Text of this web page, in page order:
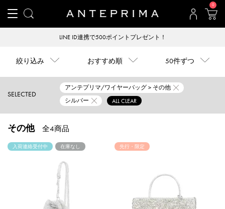
0
LINE ID連携で500ポイントプレゼント！
絞り込み おすすめ順 50件ずつ
SELECTED
アンテプリマ/ワイヤーバッグ > その他
シルバー
ALL CLEAR
その他 全4商品
入荷連絡受付中 在庫なし 先行・限定